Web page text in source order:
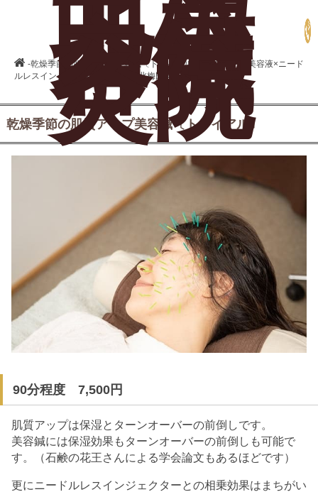
田美
容鍼
灸院
-乾燥季節の肌質アップ美容鍼〔トライアル〕| オリジナル美容液×ニード
ルレスインジェクター×美容鍼の北梅田美容鍼灸院
乾燥季節の肌質アップ美容鍼〔トライアル〕
90分程度 7,500円
肌質アップは保湿とターンオーバーの前倒しです。
美容鍼には保湿効果もターンオーバーの前倒しも可能で
す。（石鹸の花王さんによる学会論文もあるほどです）
更にニードルレスインジェクターとの相乗効果はまちがい